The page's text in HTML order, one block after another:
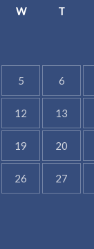
W T
5 6
12 13
19 20
26 27